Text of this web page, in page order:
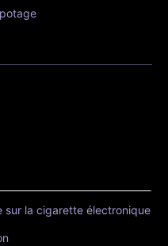
sur la cigarette électronique